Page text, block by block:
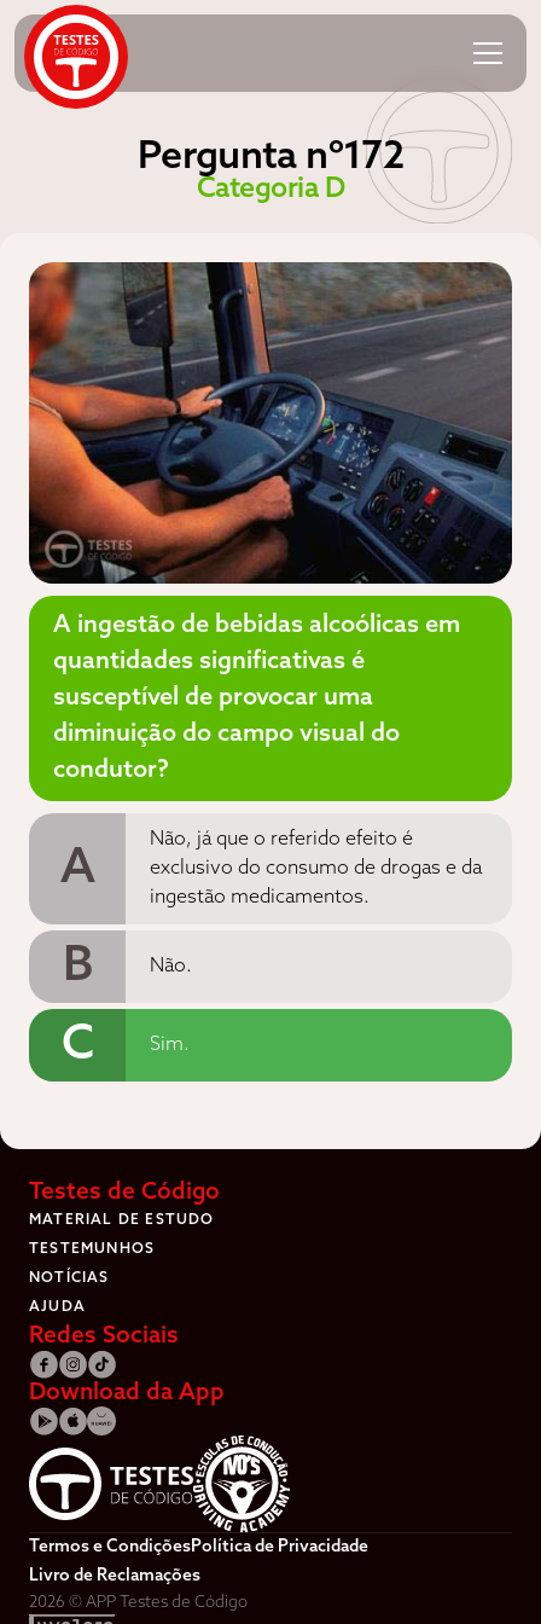
Pergunta nº172
Categoria D
A ingestão de bebidas alcoólicas em
quantidades significativas é
susceptível de provocar uma
diminuição do campo visual do
condutor?
A
Não, já que o referido efeito é
exclusivo do consumo de drogas e da
ingestão medicamentos.
B Não.
C Sim.
Testes de Código
MATERIAL DE ESTUDO
TESTEMUNHOS
NOTÍCIAS
AJUDA
Redes Sociais
Download da App
2026 © APP Testes de Código
Termos e CondiçõesPolítica de Privacidade
Livro de Reclamações